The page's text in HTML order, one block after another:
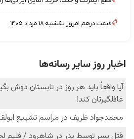
قیمت درهم امروز یکشنبه ۱۸ مرداد ۱۴۰۵